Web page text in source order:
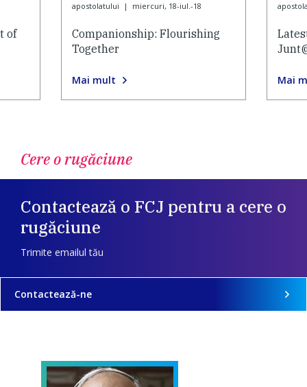
of
apostolatului | miercuri, 18-iul.-18
Companionship: Flourishing
Together
Mai mult Mai
Cere o rugăciune
Contactează o FCJ pentru a cere o
rugăciune
Trimite emailul tău
Contactează-ne